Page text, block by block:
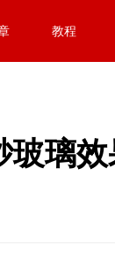
教程
璃效